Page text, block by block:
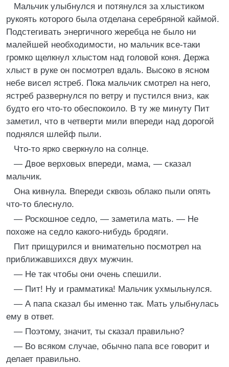
Мальчик улыбнулся и потянулся за хлыстиком
рукоять которого была отделана серебряной каймой.
Подстегивать энергичного жеребца не было ни
малейшей необходимости, но мальчик все-таки
громко щелкнул хлыстом над головой коня. Держа
хлыст в руке он посмотрел вдаль. Высоко в ясном
небе висел ястреб. Пока мальчик смотрел на него,
ястреб развернулся по ветру и пустился вниз, как
будто его что-то обеспокоило. В ту же минуту Пит
заметил, что в четверти мили впереди над дорогой
поднялся шлейф пыли.
Что-то ярко сверкнуло на солнце.
— Двое верховых впереди, мама, — сказал
мальчик.
Она кивнула. Впереди сквозь облако пыли опять
что-то блеснуло.
— Роскошное седло, — заметила мать. — Не
похоже на седло какого-нибудь бродяги.
Пит прищурился и внимательно посмотрел на
приближавшихся двух мужчин.
— Не так чтобы они очень спешили.
— Пит! Ну и грамматика! Мальчик ухмыльнулся.
— А папа сказал бы именно так. Мать улыбнулась
ему в ответ.
— Поэтому, значит, ты сказал правильно?
— Во всяком случае, обычно папа все говорит и
делает правильно.